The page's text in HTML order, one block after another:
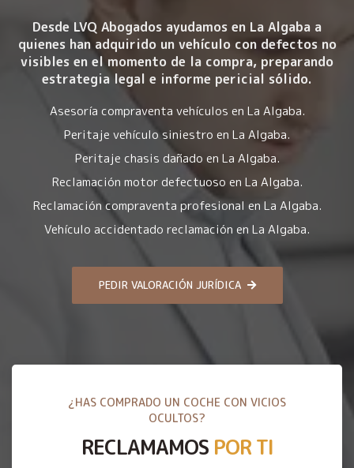
Desde LVQ Abogados ayudamos en La Algaba a
quienes han adquirido un vehículo con defectos no
visibles en el momento de la compra, preparando
estrategia legal e informe pericial sólido.
Asesoría compraventa vehículos en La Algaba.
Peritaje vehículo siniestro en La Algaba.
Peritaje chasis dañado en La Algaba.
Reclamación motor defectuoso en La Algaba.
Reclamación compraventa profesional en La Algaba.
Vehículo accidentado reclamación en La Algaba.
PEDIR VALORACIÓN JURÍDICA
¿HAS COMPRADO UN COCHE CON VICIOS
OCULTOS?
RECLAMAMOS POR TI